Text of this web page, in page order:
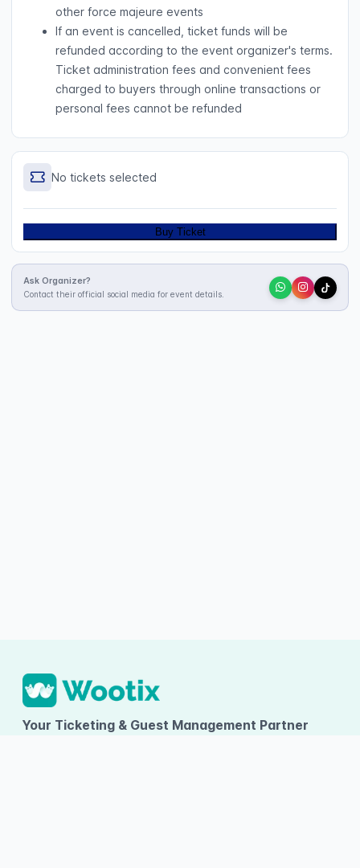
other force majeure events
If an event is cancelled, ticket funds will be
refunded according to the event organizer's terms.
Ticket administration fees and convenient fees
charged to buyers through online transactions or
personal fees cannot be refunded
No tickets selected
Buy Ticket
Ask Organizer?
Contact their official social media for event details.
Your Ticketing & Guest Management Partner